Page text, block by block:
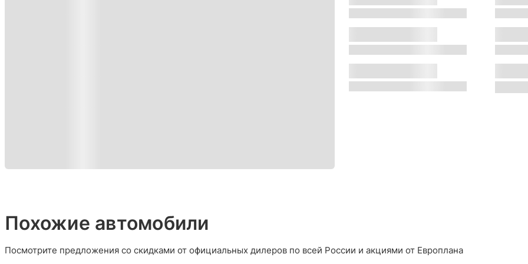
Похожие автомобили
Посмотрите предложения со скидками от официальных дилеров по всей России и акциями от Европлана